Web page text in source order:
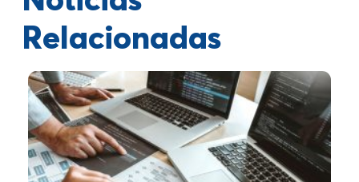
Relacionadas